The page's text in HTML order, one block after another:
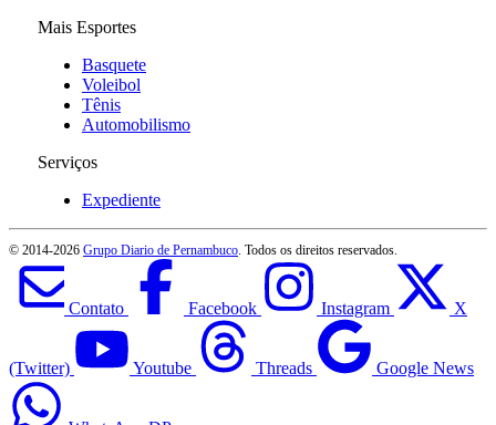
Mais Esportes
Basquete
Voleibol
Tênis
Automobilismo
Serviços
Expediente
© 2014-2026 Grupo Diario de Pernambuco . Todos os direitos reservados.
Contato Facebook Instagram X
(Twitter) Youtube Threads Google News